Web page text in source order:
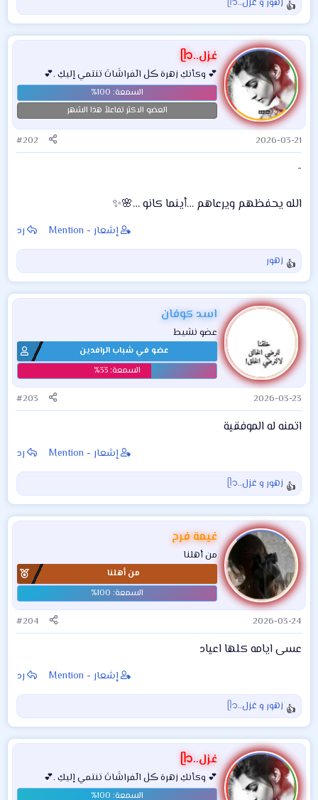
ا
ل
ت
ف
ا
ع
ل
ا
ت
:
غزل..ᥫ᭡
💕 وكأنكِ زهرهَ ڪلٰ الٓفراشَاتَ تنتمي إليكِ .💕
العضو الاكثر تفاعلاً هذا الشهر
2026-03-21
#202
-
الله يحفظهم ويرعاهم …أينما كانو …🌸✨
إشعار - Mention رد
ا
ل
ت
ف
ا
ع
ل
ا
ت
:
زهور
اسد كوفان
عضو نشيط
عضو في شباب الرافدين
2026-03-23
#203
اتمنه له الموفقية
إشعار - Mention رد
ا
ل
ت
ف
ا
ع
ل
ا
ت
:
زهور و غزل..ᥫ᭡
غيمة فرح
من أهلنا
من أهلنا
2026-03-24
#204
عسى ايامه كلها اعياد
إشعار - Mention رد
ا
ل
ت
ف
ا
ع
ل
زهور و غزل..ᥫ᭡
غزل..ᥫ᭡
💕 وكأنكِ زهرهَ ڪلٰ الٓفراشَاتَ تنتمي إليكِ .💕